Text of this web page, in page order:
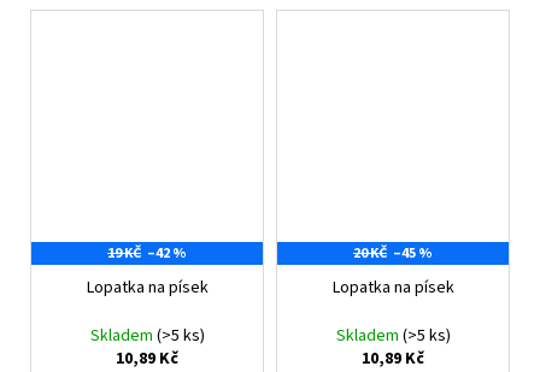
19 KČ –42 %
Lopatka na písek
Skladem (>5 ks)
10,89 Kč
20 KČ –45 %
Lopatka na písek
Skladem (>5 ks)
10,89 Kč